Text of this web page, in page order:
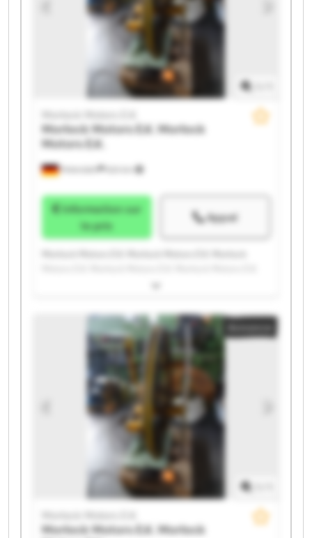
Peterslahr
Morlock Motors E.K.
Morlock Motors E.K. Morlock
Motors E.K.
Information sur
le prix
Appel
Morlock Motors E.K. Morlock Motors E.K. Morlock
Morlock Motors E.K. Morlock Motors E.K. Morlock
Motors E.K. Morlock Motors E.K. Morlock Motors E.K.
Morlock Motors E.K. Morlock Motors E.K. Morlock
Motors E.K. Morlock Motors E.K. Morlock Motors E.K.
Annonce
Morlock Motors E.K.
Morlock Motors E.K. Morlock